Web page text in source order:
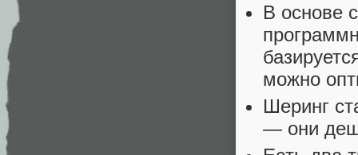
В основе
можно
Шеринг
— они